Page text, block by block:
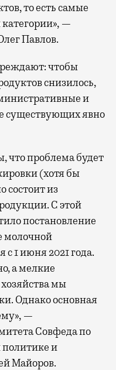
то есть самые
—
Павлов.
чтобы
снизилось,
и
существующих явно
что проблема будет
(хотя бы
состоит из
С этой
постановление
молочной
1 июня 2021 года.
а мелкие
мы
Однако основная
—
Совфеда по
политике и
Майоров.